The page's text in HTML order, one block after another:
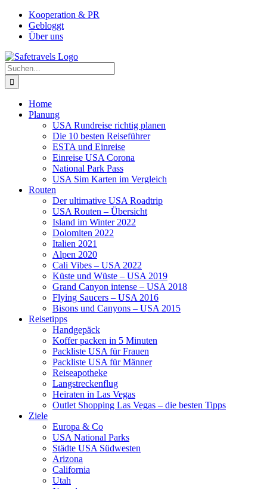
Zum
Inhalt
springen
Facebook
Instagram
YouTube
PinterestKooperation & PR
Gebloggt
Über uns
Suche
nach:
Home
Planung
USA Rundreise richtig planen
Die 10 besten Reiseführer
ESTA und Einreise
Einreise USA Corona
National Park Pass
USA Sim Karten im Vergleich
Routen
Der ultimative USA Roadtrip
USA Routen – Übersicht
Island im Winter 2022
Dolomiten 2022
Italien 2021
Alpen 2020
Cali Vibes – USA 2022
Küste und Wüste – USA 2019
Grand Canyon intense – USA 2018
Flying Saucers – USA 2016
Bisons und Canyons – USA 2015
Reisetipps
Handgepäck
Koffer packen in 5 Minuten
Packliste USA für Frauen
Packliste USA für Männer
Reiseapotheke
Langstreckenflug
Heiraten in Las Vegas
Outlet Shopping Las Vegas – die besten Tipps
Ziele
Europa & Co
USA National Parks
Städte USA Südwesten
Arizona
California
Utah